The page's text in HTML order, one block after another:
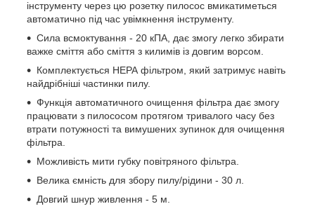
інструменту через цю розетку пилосос вмикатиметься
автоматично під час увімкнення інструменту.
Сила всмоктування - 20 кПА, дає змогу легко збирати
важке сміття або сміття з килимів із довгим ворсом.
Комплектується НЕРА фільтром, який затримує навіть
найдрібніші частинки пилу.
Функція автоматичного очищення фільтра дає змогу
працювати з пилососом протягом тривалого часу без
втрати потужності та вимушених зупинок для очищення
фільтра.
Можливість мити губку повітряного фільтра.
Велика ємність для збору пилу/рідини - 30 л.
Довгий шнур живлення - 5 м.